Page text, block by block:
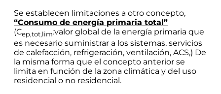
Se establecen limitaciones a otro concepto,
“Consumo de energía primaria total”
(Cep,tot,lim:valor global de la energía primaria que
es necesario suministrar a los sistemas, servicios
de calefacción, refrigeración, ventilación, ACS,) De
la misma forma que el concepto anterior se
limita en función de la zona climática y del uso
residencial o no residencial.